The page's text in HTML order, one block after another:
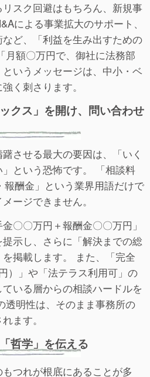
スク回避はもちろん、新規事
による事業拡大のサポート、
ど、「利益を生み出すための
月額〇万円で、御社に法務部
いうメッセージは、中小・ベ
く刺さります。
クス」を開け、問い合わせ
させる最大の要因は、「いく
という恐怖です。 「相談料
報酬金」という業界用語だけで
ージできません。
〇〇万円＋報酬金〇〇万円」
示し、さらに「解決までの総
掲載します。 また、「完全
）」や「法テラス利用可」の
いる層からの相談ハードルを
透明性は、そのまま事務所の
ます。
哲学」を伝える
つれが根底にあることが多